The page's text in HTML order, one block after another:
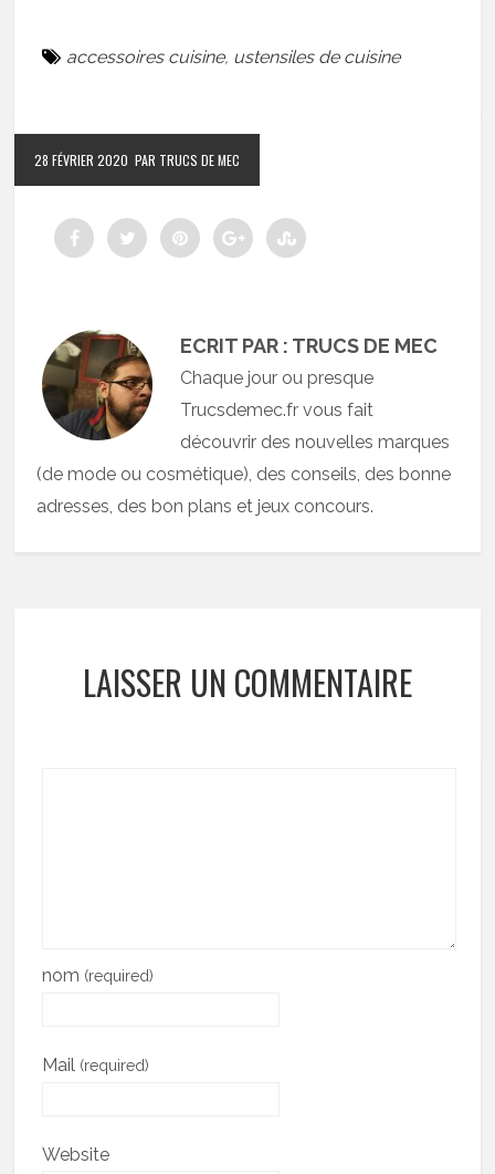
accessoires cuisine, ustensiles de cuisine
28 FÉVRIER 2020 PAR TRUCS DE MEC
ECRIT PAR : TRUCS DE MEC
Chaque jour ou presque
Trucsdemec.fr vous fait
découvrir des nouvelles marques
(de mode ou cosmétique), des conseils, des bonne
adresses, des bon plans et jeux concours.
LAISSER UN COMMENTAIRE
nom (required)
Mail (required)
Website